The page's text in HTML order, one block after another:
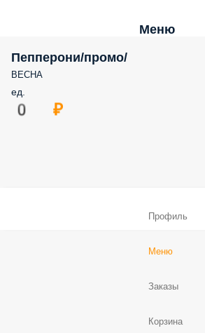
Меню
Пепперони/промо/
ВЕСНА
ед.
0 ₽
Профиль
Меню
Заказы
Корзина